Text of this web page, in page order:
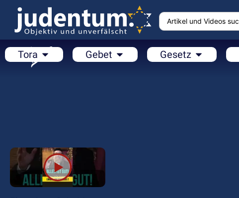
Tora Gebet Gesetz